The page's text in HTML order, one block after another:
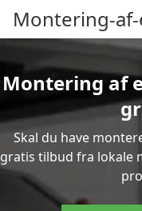
Montering-
Montering af
Skal du have
gratis tilbud fra lokale